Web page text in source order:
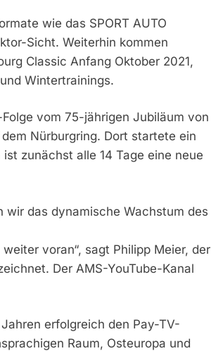
wie das SPORT AUTO
Sicht. Weiterhin kommen
Classic Anfang Oktober 2021,
Wintertrainings.
vom 75-jährigen Jubiläum von
Nürburgring. Dort startete ein
zunächst alle 14 Tage eine neue
wir das dynamische Wachstum des
voran“, sagt Philipp Meier, der
Der AMS-YouTube-Kanal
erfolgreich den Pay-TV-
Raum, Osteuropa und